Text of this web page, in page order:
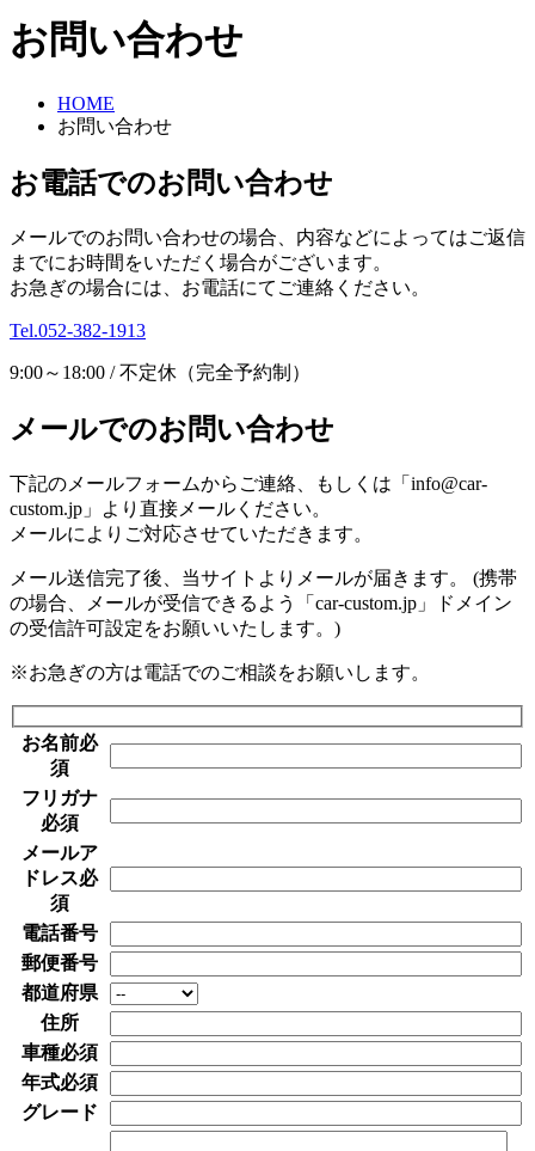
お問い合わせ
HOME
お問い合わせ
お電話でのお問い合わせ
メールでのお問い合わせの場合、内容などによってはご返信
までにお時間をいただく場合がございます。
お急ぎの場合には、お電話にてご連絡ください。
Tel.052-382-1913
9:00～18:00 / 不定休（完全予約制）
メールでのお問い合わせ
下記のメールフォームからご連絡、もしくは「info@car-
custom.jp」より直接メールください。
メールによりご対応させていただきます。
メール送信完了後、当サイトよりメールが届きます。 (携帯
の場合、メールが受信できるよう「car-custom.jp」ドメイン
の受信許可設定をお願いいたします。)
※お急ぎの方は電話でのご相談をお願いします。
お名前必
須
フリガナ
必須
メールア
ドレス必
須
電話番号
郵便番号
都道府県
住所
車種必須
年式必須
グレード